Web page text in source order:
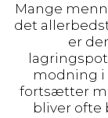
Mange
det
er
modning i
fortsætter
bliver ofte